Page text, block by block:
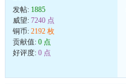
发帖: 1885
威望: 7240 点
铜币: 2192 枚
贡献值: 0 点
好评度: 0 点